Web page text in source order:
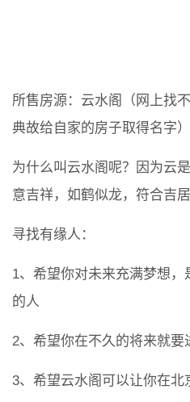
所售房源：云水阁（网上找
典故给自家的房子取得名字）
为什么叫云水阁呢？因为云
意吉祥，如鹤似龙，符合吉居
寻找有缘人：
1、希望你对未来充满梦想
的人
2、希望你在不久的将来就要
3、希望云水阁可以让你在北